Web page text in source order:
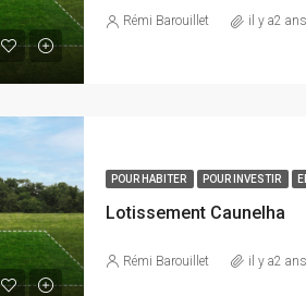
Rémi Barouillet il y a2 ans
POUR HABITER POUR INVESTIR
Lotissement Caunelha
Rémi Barouillet il y a2 ans